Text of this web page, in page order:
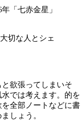
切な人とシェ
欲張ってしまいそ
では考えます。的を
全部ノートなどに書
しょう。